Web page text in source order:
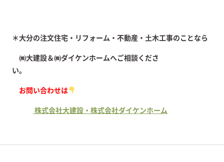
＊大分の注文住宅・リフォーム・不動産・土木工事のことなら
㈱大建設＆㈱ダイケンホームへご相談くださ
い。
お問い合わせは
株式会社大建設・株式会社ダイケンホーム